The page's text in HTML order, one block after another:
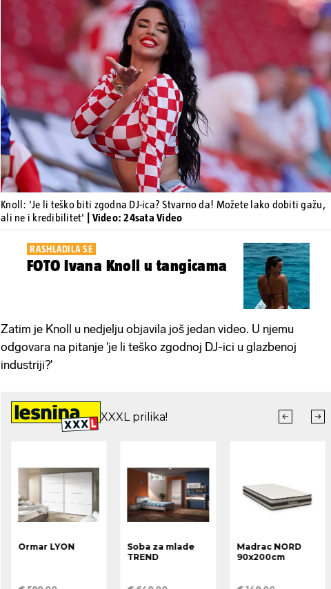
Pokretanje videa...
Knoll: 'Je li teško biti zgodna DJ-ica? Stvarno da! Možete lako dobiti gažu,
ali ne i kredibilitet'
| Video: 24sata Video
RASHLADILA SE
FOTO Ivana Knoll u tangicama
Zatim je Knoll u nedjelju objavila još jedan video. U njemu
odgovara na pitanje 'je li teško zgodnoj DJ-ici u glazbenoj
industriji?'